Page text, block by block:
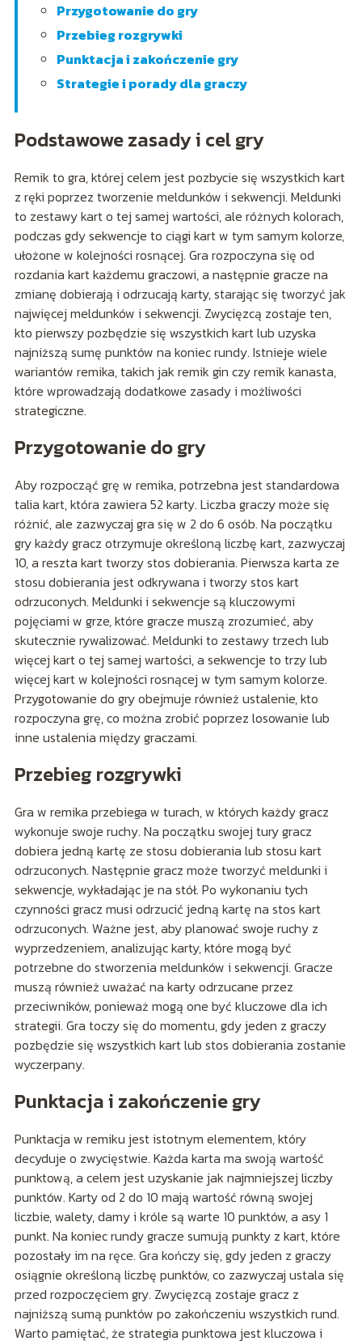
Przygotowanie do gry
Przebieg rozgrywki
Punktacja i zakończenie gry
Strategie i porady dla graczy
Podstawowe zasady i cel gry
Remik to gra, której celem jest pozbycie się wszystkich kart
z ręki poprzez tworzenie meldunków i sekwencji. Meldunki
to zestawy kart o tej samej wartości, ale różnych kolorach,
podczas gdy sekwencje to ciągi kart w tym samym kolorze,
ułożone w kolejności rosnącej. Gra rozpoczyna się od
rozdania kart każdemu graczowi, a następnie gracze na
zmianę dobierają i odrzucają karty, starając się tworzyć jak
najwięcej meldunków i sekwencji. Zwycięzcą zostaje ten,
kto pierwszy pozbędzie się wszystkich kart lub uzyska
najniższą sumę punktów na koniec rundy. Istnieje wiele
wariantów remika, takich jak remik gin czy remik kanasta,
które wprowadzają dodatkowe zasady i możliwości
strategiczne.
Przygotowanie do gry
Aby rozpocząć grę w remika, potrzebna jest standardowa
talia kart, która zawiera 52 karty. Liczba graczy może się
różnić, ale zazwyczaj gra się w 2 do 6 osób. Na początku
gry każdy gracz otrzymuje określoną liczbę kart, zazwyczaj
10, a reszta kart tworzy stos dobierania. Pierwsza karta ze
stosu dobierania jest odkrywana i tworzy stos kart
odrzuconych. Meldunki i sekwencje są kluczowymi
pojęciami w grze, które gracze muszą zrozumieć, aby
skutecznie rywalizować. Meldunki to zestawy trzech lub
więcej kart o tej samej wartości, a sekwencje to trzy lub
więcej kart w kolejności rosnącej w tym samym kolorze.
Przygotowanie do gry obejmuje również ustalenie, kto
rozpoczyna grę, co można zrobić poprzez losowanie lub
inne ustalenia między graczami.
Przebieg rozgrywki
Gra w remika przebiega w turach, w których każdy gracz
wykonuje swoje ruchy. Na początku swojej tury gracz
dobiera jedną kartę ze stosu dobierania lub stosu kart
odrzuconych. Następnie gracz może tworzyć meldunki i
sekwencje, wykładając je na stół. Po wykonaniu tych
czynności gracz musi odrzucić jedną kartę na stos kart
odrzuconych. Ważne jest, aby planować swoje ruchy z
wyprzedzeniem, analizując karty, które mogą być
potrzebne do stworzenia meldunków i sekwencji. Gracze
muszą również uważać na karty odrzucane przez
przeciwników, ponieważ mogą one być kluczowe dla ich
strategii. Gra toczy się do momentu, gdy jeden z graczy
pozbędzie się wszystkich kart lub stos dobierania zostanie
wyczerpany.
Punktacja i zakończenie gry
Punktacja w remiku jest istotnym elementem, który
decyduje o zwycięstwie. Każda karta ma swoją wartość
punktową, a celem jest uzyskanie jak najmniejszej liczby
punktów. Karty od 2 do 10 mają wartość równą swojej
liczbie, walety, damy i króle są warte 10 punktów, a asy 1
punkt. Na koniec rundy gracze sumują punkty z kart, które
pozostały im na ręce. Gra kończy się, gdy jeden z graczy
osiągnie określoną liczbę punktów, co zazwyczaj ustala się
przed rozpoczęciem gry. Zwycięzcą zostaje gracz z
najniższą sumą punktów po zakończeniu wszystkich rund.
Warto pamiętać, że strategia punktowa jest kluczowa i